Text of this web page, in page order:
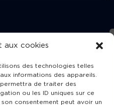
aux cookies
des technologies telles
informations des appareils.
de traiter des
ou les ID uniques sur ce
consentement peut avoir un